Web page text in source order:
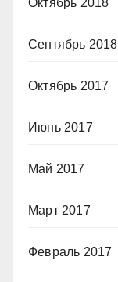
Сентябрь 2018
Октябрь 2017
Июнь 2017
Май 2017
Март 2017
Февраль 2017